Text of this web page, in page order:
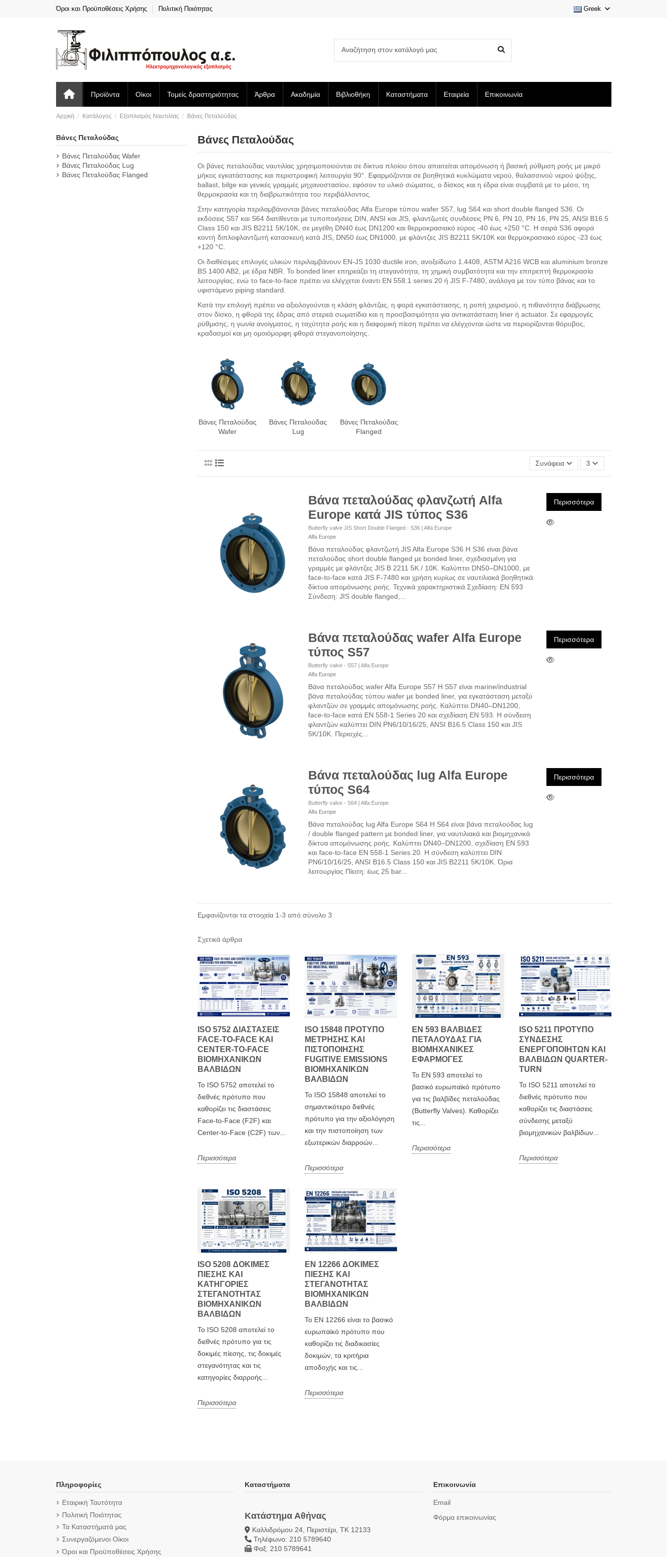
Όροι και Προϋποθέσεις Χρήσης Πολιτική Ποιότητας Greek
Προϊόντα Οίκοι Τομείς δραστηριότητας Άρθρα Ακαδημία Βιβλιοθήκη Καταστήματα Εταιρεία Επικοινωνία
Αρχική Κατάλογος Εξοπλισμός Ναυτιλίας Βάνες Πεταλούδας
Βάνες Πεταλούδας
Οι βάνες πεταλούδας ναυτιλίας χρησιμοποιούνται σε δίκτυα πλοίου όπου απαιτείται απομόνωση ή βασική ρύθμιση ροής με μικρό
μήκος εγκατάστασης και περιστροφική λειτουργία 90°. Εφαρμόζονται σε βοηθητικά κυκλώματα νερού, θαλασσινού νερού ψύξης,
ballast, bilge και γενικές γραμμές μηχανοστασίου, εφόσον το υλικό σώματος, ο δίσκος και η έδρα είναι συμβατά με το μέσο, τη
θερμοκρασία και τη διαβρωτικότητα του περιβάλλοντος.
Στην κατηγορία περιλαμβάνονται βάνες πεταλούδας Alfa Europe τύπου wafer S57, lug S64 και short double flanged S36. Οι
εκδόσεις S57 και S64 διατίθενται με τυποποιήσεις DIN, ANSI και JIS, φλαντζωτές συνδέσεις PN 6, PN 10, PN 16, PN 25, ANSI B16.5
Class 150 και JIS B2211 5K/10K, σε μεγέθη DN40 έως DN1200 και θερμοκρασιακό εύρος -40 έως +250 °C. Η σειρά S36 αφορά
κοντή διπλοφλαντζωτή κατασκευή κατά JIS, DN50 έως DN1000, με φλάντζες JIS B2211 5K/10K και θερμοκρασιακό εύρος -23 έως
+120 °C.
Οι διαθέσιμες επιλογές υλικών περιλαμβάνουν EN-JS 1030 ductile iron, ανοξείδωτο 1.4408, ASTM A216 WCB και aluminium bronze
BS 1400 AB2, με έδρα NBR. Το bonded liner επηρεάζει τη στεγανότητα, τη χημική συμβατότητα και την επιτρεπτή θερμοκρασία
λειτουργίας, ενώ το face-to-face πρέπει να ελέγχεται έναντι EN 558.1 series 20 ή JIS F-7480, ανάλογα με τον τύπο βάνας και το
υφιστάμενο piping standard.
Κατά την επιλογή πρέπει να αξιολογούνται η κλάση φλάντζας, η φορά εγκατάστασης, η ροπή χειρισμού, η πιθανότητα διάβρωσης
στον δίσκο, η φθορά της έδρας από στερεά σωματίδια και η προσβασιμότητα για αντικατάσταση liner ή actuator. Σε εφαρμογές
ρύθμισης, η γωνία ανοίγματος, η ταχύτητα ροής και η διαφορική πίεση πρέπει να ελέγχονται ώστε να περιορίζονται θόρυβος,
κραδασμοί και μη ομοιόμορφη φθορά στεγανοποίησης.
Βάνες Πεταλούδας
Wafer
Βάνες Πεταλούδας
Lug
Βάνες Πεταλούδας
Flanged
Συνάφεια 3
Βάνα πεταλούδας φλανζωτή Alfa
Europe κατά JIS τύπος S36
Butterfly valve JIS Short Double Flanged - S36 | Alfa Europe
Alfa Europe
Βάνα πεταλούδας φλαντζωτή JIS Alfa Europe S36 Η S36 είναι βάνα
πεταλούδας short double flanged με bonded liner, σχεδιασμένη για
γραμμές με φλάντζες JIS B 2211 5K / 10K. Καλύπτει DN50–DN1000, με
face-to-face κατά JIS F-7480 και χρήση κυρίως σε ναυτιλιακά βοηθητικά
δίκτυα απομόνωσης ροής. Τεχνικά χαρακτηριστικά Σχεδίαση: EN 593
Σύνδεση: JIS double flanged,...
Περισσότερα
Βάνα πεταλούδας wafer Alfa Europe
τύπος S57
Butterfly valve - S57 | Alfa Europe
Alfa Europe
Βάνα πεταλούδας wafer Alfa Europe S57 Η S57 είναι marine/industrial
βάνα πεταλούδας τύπου wafer με bonded liner, για εγκατάσταση μεταξύ
φλαντζών σε γραμμές απομόνωσης ροής. Καλύπτει DN40–DN1200,
face-to-face κατά EN 558-1 Series 20 και σχεδίαση EN 593. Η σύνδεση
φλαντζών καλύπτει DIN PN6/10/16/25, ANSI B16.5 Class 150 και JIS
5K/10K. Περιοχές...
Περισσότερα
Βάνα πεταλούδας lug Alfa Europe
τύπος S64
Butterfly valve - S64 | Alfa Europe
Alfa Europe
Βάνα πεταλούδας lug Alfa Europe S64 Η S64 είναι βάνα πεταλούδας lug
/ double flanged pattern με bonded liner, για ναυτιλιακά και βιομηχανικά
δίκτυα απομόνωσης ροής. Καλύπτει DN40–DN1200, σχεδίαση EN 593
και face-to-face EN 558-1 Series 20. Η σύνδεση καλύπτει DIN
PN6/10/16/25, ANSI B16.5 Class 150 και JIS B2211 5K/10K. Όρια
λειτουργίας Πίεση: έως 25 bar...
Περισσότερα
Εμφανίζονται τα στοιχεία 1-3 από σύνολο 3
Σχετικά άρθρα
ISO 5752 ΔΙΑΣΤΆΣΕΙΣ
FACE-TO-FACE ΚΑΙ
CENTER-TO-FACE
ΒΙΟΜΗΧΑΝΙΚΏΝ
ΒΑΛΒΊΔΩΝ
Το ISO 5752 αποτελεί το
διεθνές πρότυπο που
καθορίζει τις διαστάσεις
Face-to-Face (F2F) και
Center-to-Face (C2F) των...
Περισσότερα
ISO 15848 ΠΡΌΤΥΠΟ
ΜΈΤΡΗΣΗΣ ΚΑΙ
ΠΙΣΤΟΠΟΊΗΣΗΣ
FUGITIVE EMISSIONS
ΒΙΟΜΗΧΑΝΙΚΏΝ
ΒΑΛΒΊΔΩΝ
Το ISO 15848 αποτελεί το
σημαντικότερο διεθνές
πρότυπο για την αξιολόγηση
και την πιστοποίηση των
εξωτερικών διαρροών...
Περισσότερα
EN 593 ΒΑΛΒΊΔΕΣ
ΠΕΤΑΛΟΎΔΑΣ ΓΙΑ
ΒΙΟΜΗΧΑΝΙΚΈΣ
ΕΦΑΡΜΟΓΈΣ
Το EN 593 αποτελεί το
βασικό ευρωπαϊκό πρότυπο
για τις βαλβίδες πεταλούδας
(Butterfly Valves). Καθορίζει
τις...
Περισσότερα
ISO 5211 ΠΡΌΤΥΠΟ
ΣΎΝΔΕΣΗΣ
ΕΝΕΡΓΟΠΟΙΗΤΏΝ ΚΑΙ
ΒΑΛΒΊΔΩΝ QUARTER-
TURN
Το ISO 5211 αποτελεί το
διεθνές πρότυπο που
καθορίζει τις διαστάσεις
σύνδεσης μεταξύ
βιομηχανικών βαλβίδων...
Περισσότερα
ISO 5208 ΔΟΚΙΜΈΣ
ΠΊΕΣΗΣ ΚΑΙ
ΚΑΤΗΓΟΡΊΕΣ
ΣΤΕΓΑΝΌΤΗΤΑΣ
ΒΙΟΜΗΧΑΝΙΚΏΝ
ΒΑΛΒΊΔΩΝ
Το ISO 5208 αποτελεί το
διεθνές πρότυπο για τις
δοκιμές πίεσης, τις δοκιμές
στεγανότητας και τις
κατηγορίες διαρροής...
Περισσότερα
EN 12266 ΔΟΚΙΜΈΣ
ΠΊΕΣΗΣ ΚΑΙ
ΣΤΕΓΑΝΌΤΗΤΑΣ
ΒΙΟΜΗΧΑΝΙΚΏΝ
ΒΑΛΒΊΔΩΝ
Το EN 12266 είναι το βασικό
ευρωπαϊκό πρότυπο που
καθορίζει τις διαδικασίες
δοκιμών, τα κριτήρια
αποδοχής και τις...
Περισσότερα
Βάνες Πεταλούδας
Βάνες Πεταλούδας Wafer
Βάνες Πεταλούδας Lug
Βάνες Πεταλούδας Flanged
Πληροφορίες
Εταιρική Ταυτότητα
Πολιτική Ποιότητας
Τα Καταστήματά μας
Συνεργαζόμενοι Οίκοι
Όροι και Προϋποθέσεις Χρήσης
Καταστήματα
Κατάστημα Αθήνας
Καλλιδρόμου 24, Περιστέρι, ΤΚ 12133
Τηλέφωνο: 210 5789640
Φαξ: 210 5789641
Επικοινωνία
Email
Φόρμα επικοινωνίας